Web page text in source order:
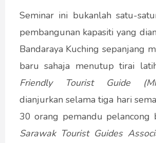
Seminar ini bukanlah satu-
pembangunan kapasiti yang
Bandaraya Kuching sepanjang
baru sahaja menutup tirai
Friendly Tourist Guide
dianjurkan selama tiga hari
30 orang pemandu pelancong
Sarawak Tourist Guides